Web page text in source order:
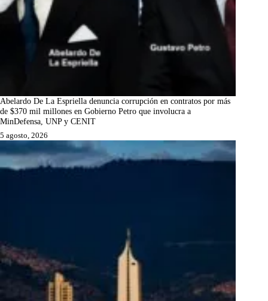
Abelardo De La Espriella denuncia corrupción en contratos por más
de $370 mil millones en Gobierno Petro que involucra a
MinDefensa, UNP y CENIT
5 agosto, 2026